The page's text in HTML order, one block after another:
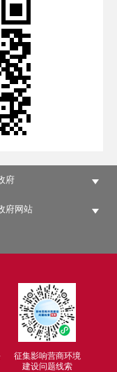
府
府网站
征集影响营商环境
建设问题线索